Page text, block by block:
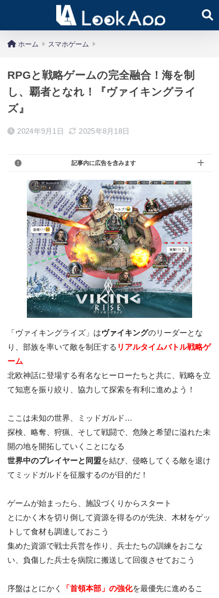
ホーム スマホゲーム
RPGと戦略ゲームの完全融合！海を制
し、覇者となれ！『ヴァイキングライ
ズ』
2024年9月1日 2025年8月18日
記事内に広告を含みます
「ヴァイキングライズ」はヴァイキングのリーダーとな
り、部族を率いて敵を制圧する リアルタイムバトル戦略ゲ
ーム
北欧神話に登場する有名なヒーローたちと共に、戦略を立
て知恵を振り絞り、協力して探索を有利に進めよう！
ここは未知の世界、ミッドガルド…
探検、略奪、狩猟、そして戦闘で、危険と希望に溢れた未
開の地を開拓していくことになる
世界中のプレイヤーと同盟を結び、侵略してくる敵を退け
てミッドガルドを征服するのが目的だ！
ゲームが始まったら、施設づくりからスタート
とにかく木を切り倒して資源を得るのが先決、木材をゲッ
トして食材も調達しておこう
集めた資源で戦士兵営を作り、兵士たちの訓練をおこな
い、負傷した兵士を病院に搬送して回復させておこう
序盤はとにかく 「首領本部」の強化を最優先に進めるこ